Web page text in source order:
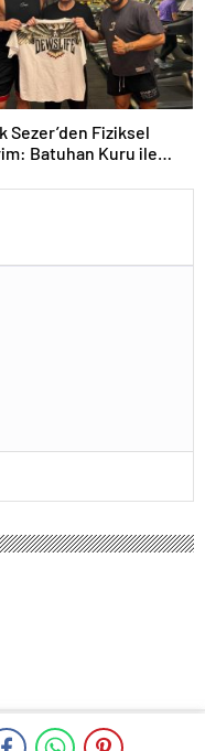
Sezer’den Fiziksel
Batuhan Kuru ile